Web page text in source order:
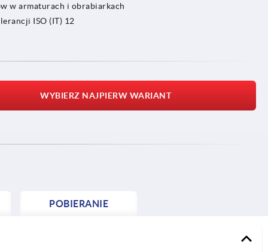
w armaturach i obrabiarkach
ISO (IT) 12
WYBIERZ NAJPIERW WARIANT
POBIERANIE